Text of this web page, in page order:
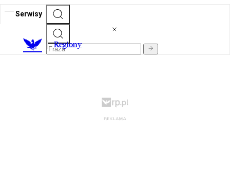
Serwisy
Regiony